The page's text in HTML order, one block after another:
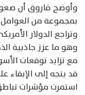
وأوضح فاروق أن
بمجموعة من
وتراجع الدولار
وهو ما عزز جاذبية
مع تزايد توقعات
قد يتجه إلى الإبقاء
استمرت مؤشرات